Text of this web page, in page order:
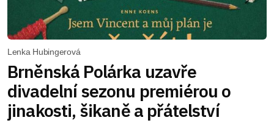
Lenka Hubingerová
Brněnská Polárka uzavře
divadelní sezonu premiérou o
jinakosti, šikaně a přátelství